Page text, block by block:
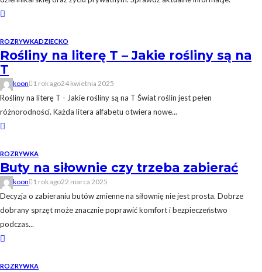
ROZRYWKADZIECKO
Rośliny na literę T – Jakie rośliny są na
T
koon 1 rok ago24 kwietnia 2025
Rośliny na literę T - Jakie rośliny są na T Świat roślin jest pełen
różnorodności. Każda litera alfabetu otwiera nowe...
ROZRYWKA
Buty na siłownie czy trzeba zabierać
koon 1 rok ago22 marca 2025
Decyzja o zabieraniu butów zmienne na siłownię nie jest prosta. Dobrze
dobrany sprzęt może znacznie poprawić komfort i bezpieczeństwo
podczas...
ROZRYWKA